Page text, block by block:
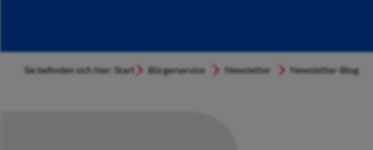
Sie befinden sich hier: Start Bürgerservice Newsletter Newsletter-Blog